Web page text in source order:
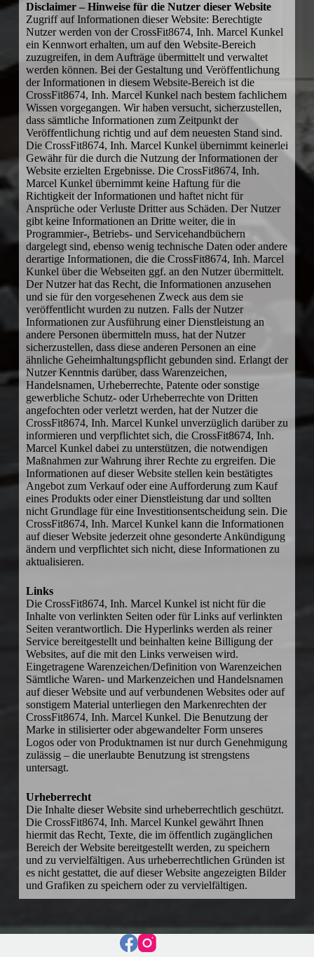
Disclaimer – Hinweise für die Nutzer dieser Website
Zugriff auf Informationen dieser Website: Berechtigte
Nutzer werden von der CrossFit8674, Inh. Marcel Kunkel
ein Kennwort erhalten, um auf den Website-Bereich
zuzugreifen, in dem Aufträge übermittelt und verwaltet
werden können. Bei der Gestaltung und Veröffentlichung
der Informationen in diesem Website-Bereich ist die
CrossFit8674, Inh. Marcel Kunkel nach bestem fachlichem
Wissen vorgegangen. Wir haben versucht, sicherzustellen,
dass sämtliche Informationen zum Zeitpunkt der
Veröffentlichung richtig und auf dem neuesten Stand sind.
Die CrossFit8674, Inh. Marcel Kunkel übernimmt keinerlei
Gewähr für die durch die Nutzung der Informationen der
Website erzielten Ergebnisse. Die CrossFit8674, Inh.
Marcel Kunkel übernimmt keine Haftung für die
Richtigkeit der Informationen und haftet nicht für
Ansprüche oder Verluste Dritter aus Schäden. Der Nutzer
gibt keine Informationen an Dritte weiter, die in
Programmier-, Betriebs- und Servicehandbüchern
dargelegt sind, ebenso wenig technische Daten oder andere
derartige Informationen, die die CrossFit8674, Inh. Marcel
Kunkel über die Webseiten ggf. an den Nutzer übermittelt.
Der Nutzer hat das Recht, die Informationen anzusehen
und sie für den vorgesehenen Zweck aus dem sie
veröffentlicht wurden zu nutzen. Falls der Nutzer
Informationen zur Ausführung einer Dienstleistung an
andere Personen übermitteln muss, hat der Nutzer
sicherzustellen, dass diese anderen Personen an eine
ähnliche Geheimhaltungspflicht gebunden sind. Erlangt der
Nutzer Kenntnis darüber, dass Warenzeichen,
Handelsnamen, Urheberrechte, Patente oder sonstige
gewerbliche Schutz- oder Urheberrechte von Dritten
angefochten oder verletzt werden, hat der Nutzer die
CrossFit8674, Inh. Marcel Kunkel unverzüglich darüber zu
informieren und verpflichtet sich, die CrossFit8674, Inh.
Marcel Kunkel dabei zu unterstützen, die notwendigen
Maßnahmen zur Wahrung ihrer Rechte zu ergreifen. Die
Informationen auf dieser Website stellen kein bestätigtes
Angebot zum Verkauf oder eine Aufforderung zum Kauf
eines Produkts oder einer Dienstleistung dar und sollten
nicht Grundlage für eine Investitionsentscheidung sein. Die
CrossFit8674, Inh. Marcel Kunkel kann die Informationen
auf dieser Website jederzeit ohne gesonderte Ankündigung
ändern und verpflichtet sich nicht, diese Informationen zu
aktualisieren.
Links
Die CrossFit8674, Inh. Marcel Kunkel ist nicht für die
Inhalte von verlinkten Seiten oder für Links auf verlinkten
Seiten verantwortlich. Die Hyperlinks werden als reiner
Service bereitgestellt und beinhalten keine Billigung der
Websites, auf die mit den Links verweisen wird.
Eingetragene Warenzeichen/Definition von Warenzeichen
Sämtliche Waren- und Markenzeichen und Handelsnamen
auf dieser Website und auf verbundenen Websites oder auf
sonstigem Material unterliegen den Markenrechten der
CrossFit8674, Inh. Marcel Kunkel. Die Benutzung der
Marke in stilisierter oder abgewandelter Form unseres
Logos oder von Produktnamen ist nur durch Genehmigung
zulässig – die unerlaubte Benutzung ist strengstens
untersagt.
Urheberrecht
Die Inhalte dieser Website sind urheberrechtlich geschützt.
Die CrossFit8674, Inh. Marcel Kunkel gewährt Ihnen
hiermit das Recht, Texte, die im öffentlich zugänglichen
Bereich der Website bereitgestellt werden, zu speichern
und zu vervielfältigen. Aus urheberrechtlichen Gründen ist
es nicht gestattet, die auf dieser Website angezeigten Bilder
und Grafiken zu speichern oder zu vervielfältigen.